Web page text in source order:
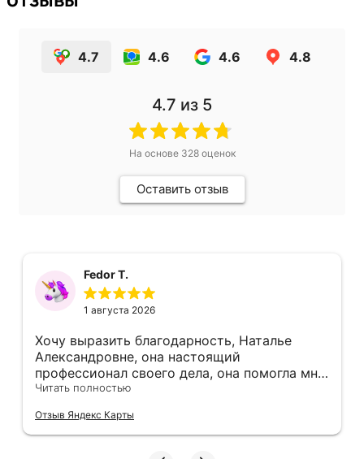
4.7 4.6 4.6 4.8
4.7 из 5
На основе 328оценок
Оставить отзыв
Fedor T.
1 августа 2026
Хочу выразить благодарность, Наталье
Александровне, она настоящий
профессионал своего дела, она помогла мне
не в простой ситуации
Читать полностью
Отзыв Яндекс Карты